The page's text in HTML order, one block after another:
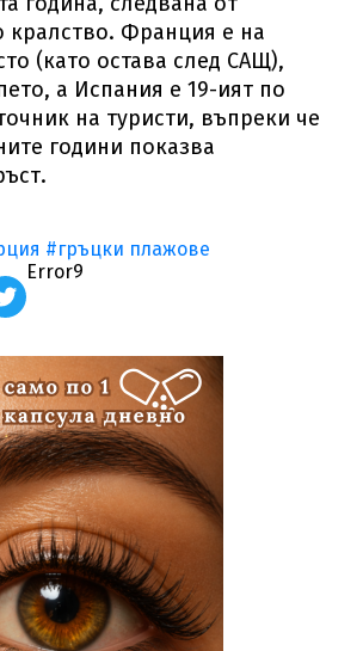
кралство. Франция е на
(като остава след САЩ),
а Испания е 19-ият по
на туристи, въпреки че
години показва
#гръцки плажове
Error9